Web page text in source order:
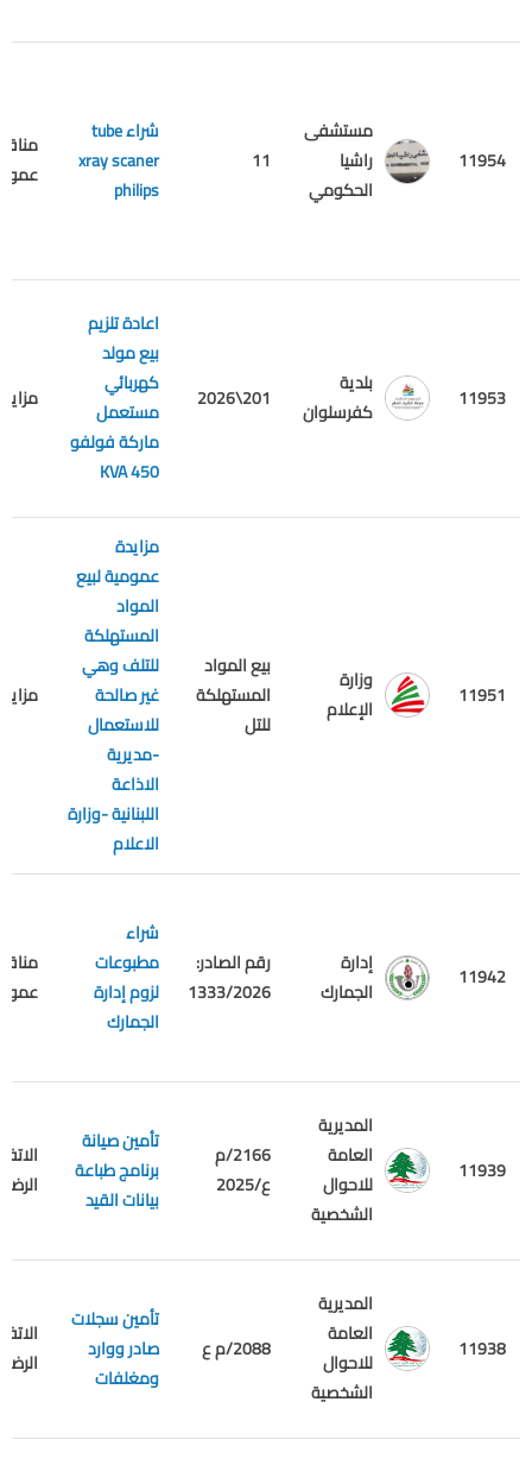
11954
مستشفى
راشيا
الحكومي
11
شراء tube
xray scaner
philips
11953
بلدية
كفرسلوان
201\2026
اعادة تلزيم
بيع مولد
كهربائي
مستعمل
ماركة فولفو
450 KVA
مزايدة
11951
وزارة
الإعلام
بيع المواد
المستهلكة
للتل
مزايدة
عمومية لبيع
المواد
المستهلكة
للتلف وهي
غير صالحة
للاستعمال
-مديرية
الاذاعة
اللبنانية -وزارة
الاعلام
مزايدة
11942
إدارة
الجمارك
رقم الصادر:
1333/2026
شراء
مطبوعات
لزوم إدارة
الجمارك
11939
المديرية
العامة
للاحوال
الشخصية
2166/م
ع/2025
تأمين صيانة
برنامج طباعة
بيانات القيد
11938
المديرية
العامة
للاحوال
الشخصية
2088/م ع
تأمين سجلات
صادر ووارد
ومغلفات